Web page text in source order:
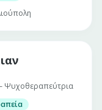
Ψυχοθεραπεύτρια